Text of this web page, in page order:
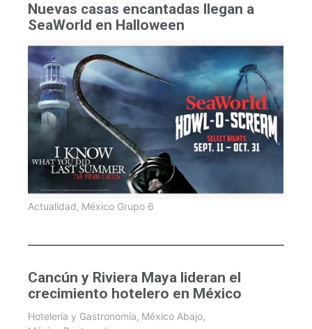
Nuevas casas encantadas llegan a
SeaWorld en Halloween
Actualidad, México Grupo 6
Cancún y Riviera Maya lideran el
crecimiento hotelero en México
Hotelería y Gastronomía, México Abajo,